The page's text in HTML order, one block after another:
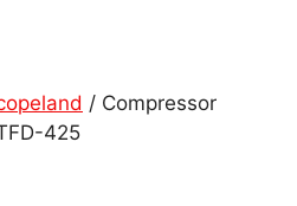
/ Compressor
425